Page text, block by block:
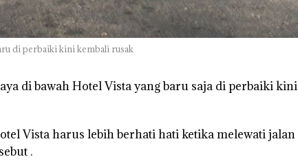
di perbaiki kini kembali rusak
di bawah Hotel Vista yang baru saja di perbaiki kini
Vista harus lebih berhati hati ketika melewati jalan
.